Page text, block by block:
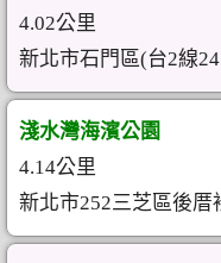
4.02公里
新北市石門區(台2線
淺水灣海濱公園
4.14公里
新北市252三芝區後厝